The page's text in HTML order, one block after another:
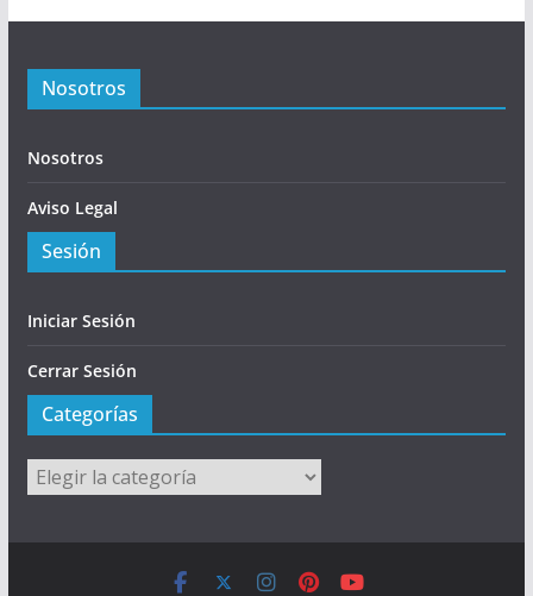
Nosotros
Nosotros
Aviso Legal
Sesión
Iniciar Sesión
Cerrar Sesión
Categorías
Categorías